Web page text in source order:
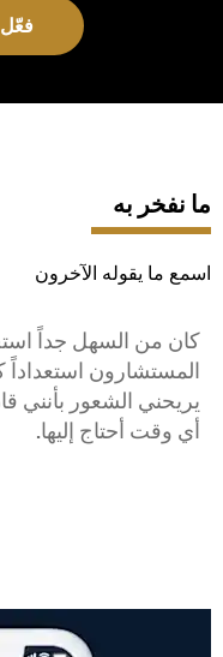
فعّل
ما نفخر به
اسمع ما يقوله الآخرون
كان من السهل جداً
المستشارون استعداداً
يريحني الشعور بأنني
أي وقت أحتاج إليها.